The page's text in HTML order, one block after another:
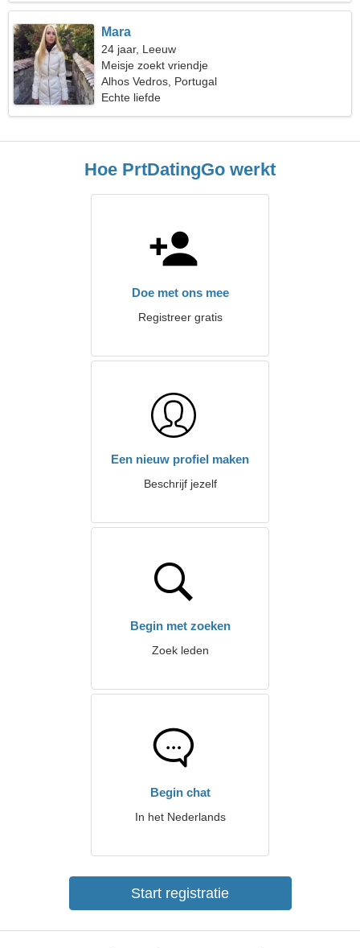
Mara
24 jaar, Leeuw
Meisje zoekt vriendje
Alhos Vedros, Portugal
Echte liefde
Hoe PrtDatingGo werkt
Doe met ons mee
Registreer gratis
Een nieuw profiel maken
Beschrijf jezelf
Begin met zoeken
Zoek leden
Begin chat
In het Nederlands
Start registratie